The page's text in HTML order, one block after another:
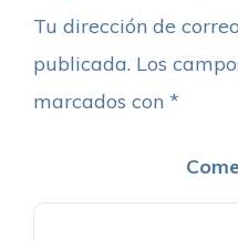
Tu dirección de
publicada. Los
marcados con *